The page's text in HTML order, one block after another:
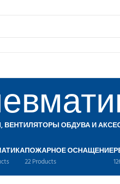
ВЕНТИЛЯТОРЫ ОБДУВА И
ПОЖАРНОЕ ОСНАЩЕНИЕ
22 Products